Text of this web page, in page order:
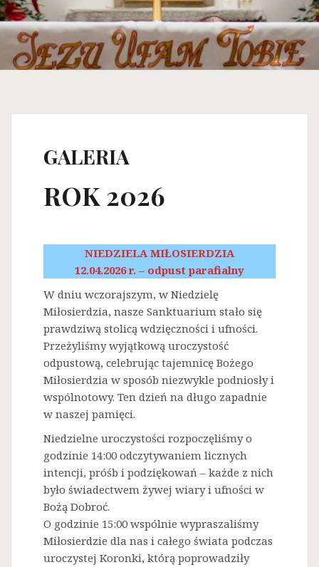
GALERIA
ROK 2026
NIEDZIELA MIŁOSIERDZIA
12.04.2026 r. – odpust parafialny
W dniu wczorajszym, w Niedzielę
Miłosierdzia, nasze Sanktuarium stało się
prawdziwą stolicą wdzięczności i ufności.
Przeżyliśmy wyjątkową uroczystość
odpustową, celebrując tajemnicę Bożego
Miłosierdzia w sposób niezwykle podniosły i
wspólnotowy. Ten dzień na długo zapadnie
w naszej pamięci.
Niedzielne uroczystości rozpoczęliśmy o
godzinie 14:00 odczytywaniem licznych
intencji, próśb i podziękowań – każde z nich
było świadectwem żywej wiary i ufności w
Bożą Dobroć.
O godzinie 15:00 wspólnie wypraszaliśmy
Miłosierdzie dla nas i całego świata podczas
uroczystej Koronki, którą poprowadziły